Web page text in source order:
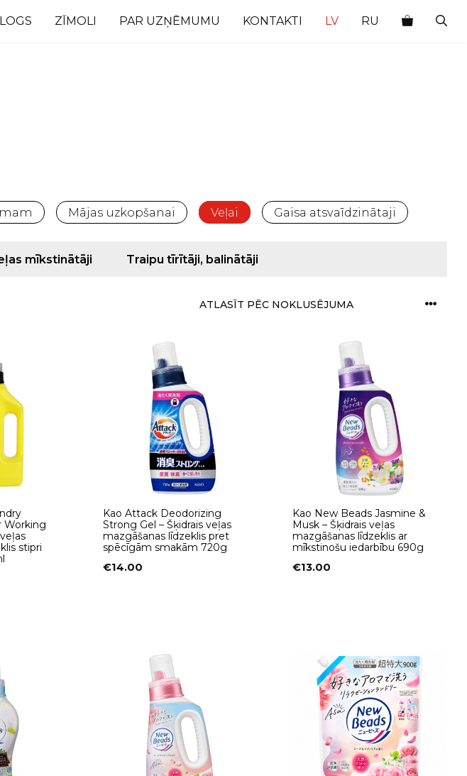
ZĪMOLI PAR UZŅĒMUMU KONTAKTI LV RU
Mājas uzkopšanai Veļai Gaisa atsvaīdzinātaji
mīkstinātāji Traipu tīrītāji, balinātāji
Working
stipri
Kao Attack Deodorizing
Strong Gel – Šķidrais veļas
mazgāšanas līdzeklis pret
spēcīgām smakām 720g
€14.00
Kao New Beads Jasmine &
Musk – Šķidrais veļas
mazgāšanas līdzeklis ar
mīkstinošu iedarbību 690g
€13.00